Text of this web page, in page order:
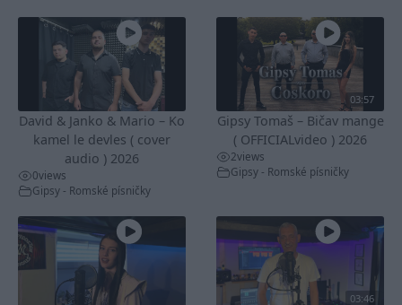
David & Janko & Mario – Ko
kamel le devles ( cover
audio ) 2026
0views
Gipsy - Romské písničky
03:57
Gipsy Tomaš – Bičav mange
( OFFICIALvideo ) 2026
2views
Gipsy - Romské písničky
03:46